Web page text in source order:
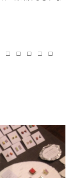
□ □ □ □ □ □